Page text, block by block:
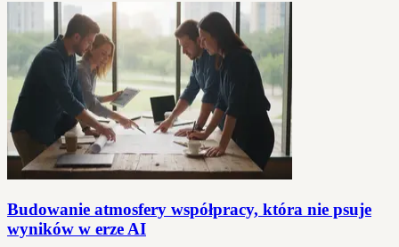
Budowanie atmosfery współpracy, która nie psuje
wyników w erze AI